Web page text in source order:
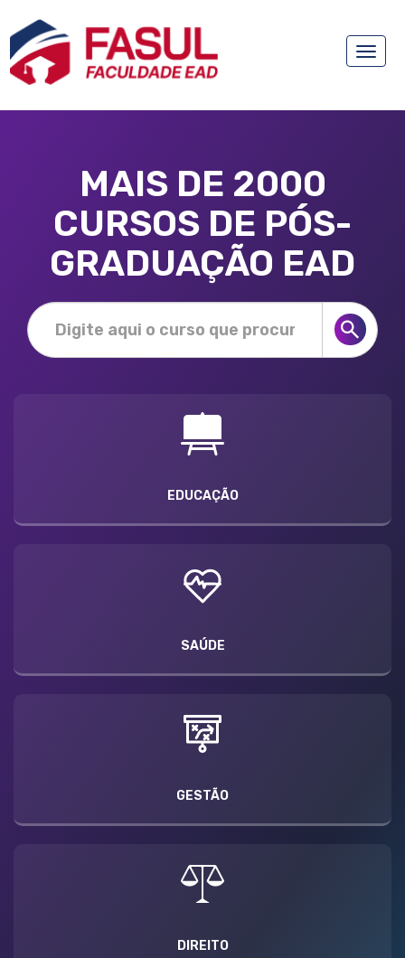
Toggle
MAIS DE 2000
CURSOS DE PÓS-
GRADUAÇÃO EAD
EDUCAÇÃO
SAÚDE
GESTÃO
DIREITO